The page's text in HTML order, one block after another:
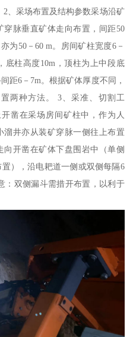
、采场布置及结构参数采场沿矿
脉垂直矿体走向布置，间距50
为50－60 m。房间矿柱宽度6－
底柱高度10m，顶柱为上中段底
距6－7m。根据矿体厚度不同，
两种方法。 3、采准、切割工
凿在采场房间矿柱中，作为人
井亦从装矿穿脉一侧往上布置
开凿在矿体下盘围岩中（单侧
），沿电耙道一侧或双侧每隔6
：双侧漏斗需措开布置，以利于